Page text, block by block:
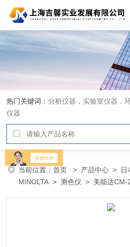
热门关键词：分析仪器，实验室仪器，
仪器
当前位置：首页 > 产品中心 > 日
MINOLTA >测色仪 > 美能达CM-